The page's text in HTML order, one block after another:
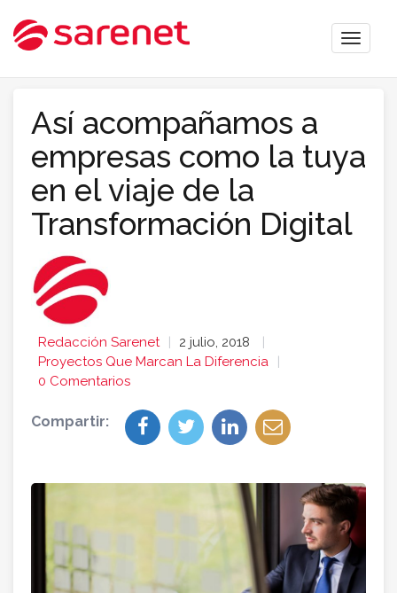
Toggle
Así acompañamos a
empresas como la tuya
en el viaje de la
Transformación Digital
Redacción Sarenet
2 julio, 2018
Proyectos Que Marcan La Diferencia
0 Comentarios
Compartir: